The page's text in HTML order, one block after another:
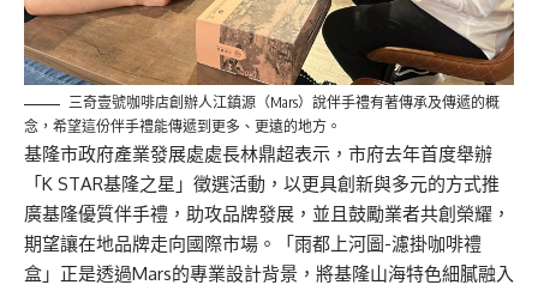
三奇壹號咖啡店創辦人江鎮源（Mars）說伴手禮有著傳承及傳遞的概
念，希望這份伴手禮能傳遞到更多、更遠的地方。
基隆市政府產業發展處處長林鼎超表示，市府去年首度舉辦
「K STAR基隆之星」徵選活動，以更具創新與多元的方式推
廣基隆優質伴手禮，助攻品牌發展，並且鼓勵業者共創榮耀，
期望讓在地品牌走向國際市場。「雨都上河圖-濾掛咖啡禮
盒」正是透過Mars的專業設計背景，將基隆山海特色細膩融入